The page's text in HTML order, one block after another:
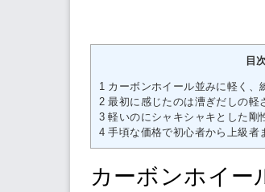
目
1 カーボンホイール並みに軽く、
2 最初に感じたのは漕ぎだしの軽
3 軽いのにシャキシャキとした剛
4 手頃な価格で初心者から上級者
カーボンホイー